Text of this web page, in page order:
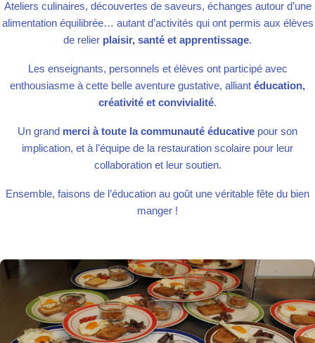
Ateliers culinaires, découvertes de saveurs, échanges autour d’une
alimentation équilibrée… autant d’activités qui ont permis aux élèves
de relier plaisir, santé et apprentissage.
Les enseignants, personnels et élèves ont participé avec
enthousiasme à cette belle aventure gustative, alliant éducation,
créativité et convivialité.
Un grand merci à toute la communauté éducative pour son
implication, et à l’équipe de la restauration scolaire pour leur
collaboration et leur soutien.
Ensemble, faisons de l’éducation au goût une véritable fête du bien
manger !